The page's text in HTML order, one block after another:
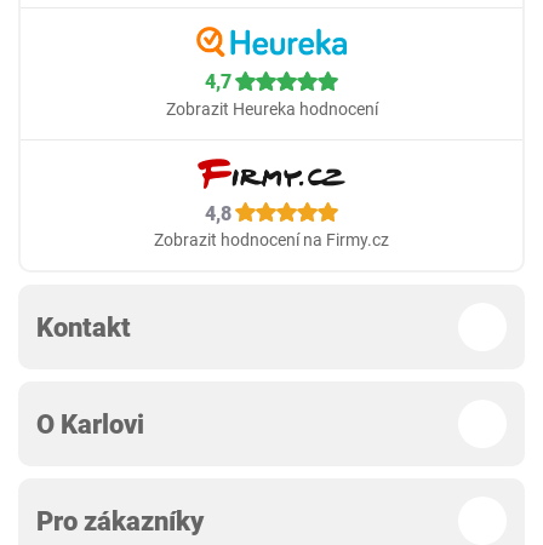
4,7
Zobrazit Heureka hodnocení
4,8
Zobrazit hodnocení na Firmy.cz
Kontakt
O Karlovi
Pro zákazníky